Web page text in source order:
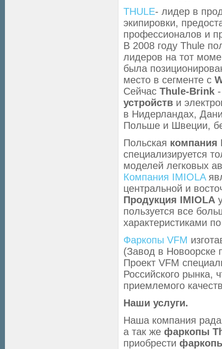
THULE- лидер в
экипировки,
профессионалов и
В 2008 году Thule
лидеров на тот
была
место в сегменте с
Сейчас Thule-Brink
устройств и
в Нидерландах,
Польше и Швеции,
Польская компания
специализируется
моделей легковых
Компания IMIOLA
центральной и
Продукция IMIOLA
пользуется все
характеристиками
Фаркопы VFM
(Завод в Новоорске
Проект VFM
Российского рынка,
приемлемого
Наши услуги.
Наша компания
а так же фаркопы
приобрести